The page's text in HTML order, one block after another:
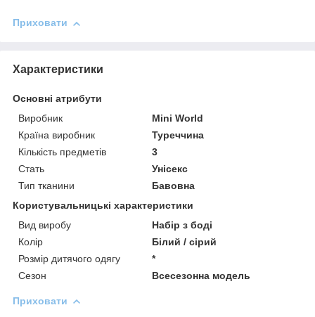
Приховати
Характеристики
Основні атрибути
Виробник
Mini World
Країна виробник
Туреччина
Кількість предметів
3
Стать
Унісекс
Тип тканини
Бавовна
Користувальницькі характеристики
Вид виробу
Набір з боді
Колір
Білий / сірий
Розмір дитячого одягу
*
Сезон
Всесезонна модель
Приховати